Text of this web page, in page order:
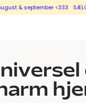
& september <333 SÆLG